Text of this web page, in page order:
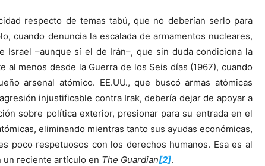
respecto de temas tabú, que no deberían serlo para
cuando denuncia la escalada de armamentos nucleares,
Israel –aunque sí el de Irán–, que sin duda condiciona la
al menos desde la Guerra de los Seis días (1967), cuando
arsenal atómico. EE.UU., que buscó armas atómicas
injustificable contra Irak, debería dejar de apoyar a
sobre política exterior, presionar para su entrada en el
eliminando mientras tanto sus ayudas económicas,
poco respetuosos con los derechos humanos. Esa es al
un reciente artículo en The Guardian[2].